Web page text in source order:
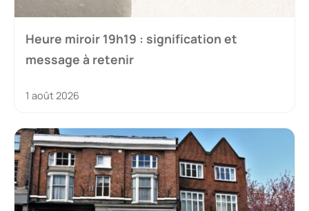
Heure miroir 19h19 : signification et
message à retenir
1 août 2026